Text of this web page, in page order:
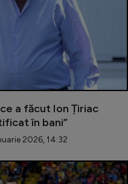
a făcut Ion Țiriac
în bani”
2026, 14:32